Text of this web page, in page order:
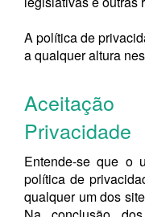
A política de
a qualquer altura
Privacidade
Entende-se que o
política de
qualquer um dos